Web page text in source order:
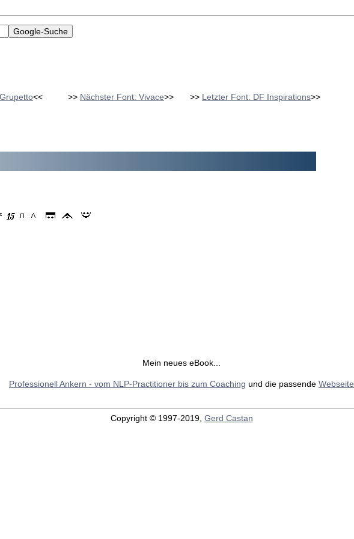
<< >> Nächster Font: Vivace>> >> Letzter Font: DF Inspirations>>
Mein neues eBook...
Professionell Ankern - vom NLP-Practitioner bis zum Coaching und die passende Webseite
Copyright © 1997-2019, Gerd Castan